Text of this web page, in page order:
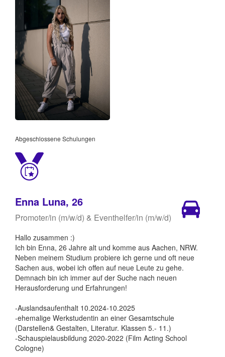
Abgeschlossene Schulungen
Enna Luna, 26
Promoter/in (m/w/d) & Eventhelfer/in (m/w/d)
Hallo zusammen :)
Ich bin Enna, 26 Jahre alt und komme aus Aachen, NRW.
Neben meinem Studium probiere ich gerne und oft neue
Sachen aus, wobei ich offen auf neue Leute zu gehe.
Demnach bin ich immer auf der Suche nach neuen
Herausforderung und Erfahrungen!
-Auslandsaufenthalt 10.2024-10.2025
-ehemalige Werkstudentin an einer Gesamtschule
(Darstellen& Gestalten, Literatur. Klassen 5.- 11.)
-Schauspielausbildung 2020-2022 (Film Acting School
Cologne)